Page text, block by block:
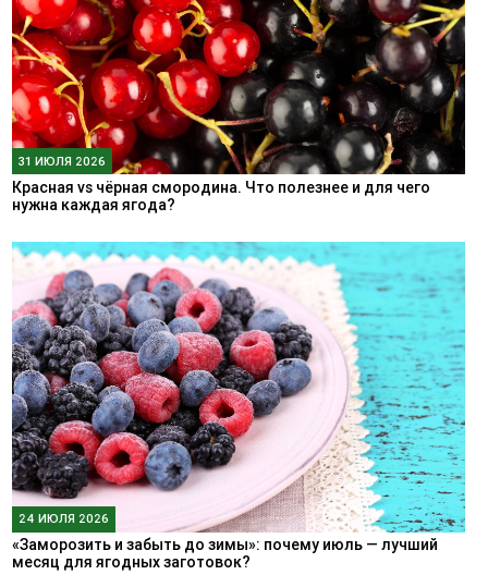
31 ИЮЛЯ 2026
Красная vs чёрная смородина. Что полезнее и для чего
нужна каждая ягода?
24 ИЮЛЯ 2026
«Заморозить и забыть до зимы»: почему июль — лучший
месяц для ягодных заготовок?